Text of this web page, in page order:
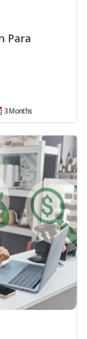
Para
3 Months